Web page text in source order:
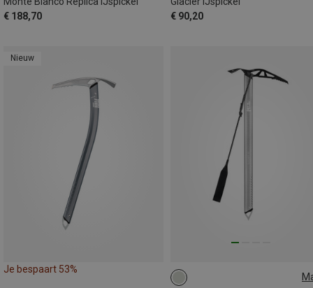
€ 188,70
€ 90,20
Nieuw
Je bespaart 53%
60CM